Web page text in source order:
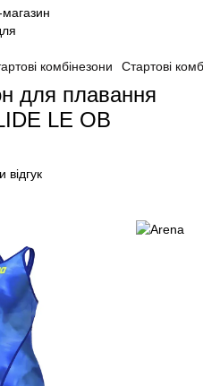
комбінезони Стартові
для плавання
LE OB
відгук